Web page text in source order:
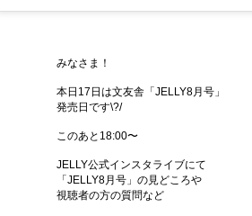
みなさま！
本日17日は文友舎「JELLY8月号」
発売日です\?/
このあと18:00〜
JELLY公式インスタライブにて
「JELLY8月号」の見どころや
視聴者の方の質問など